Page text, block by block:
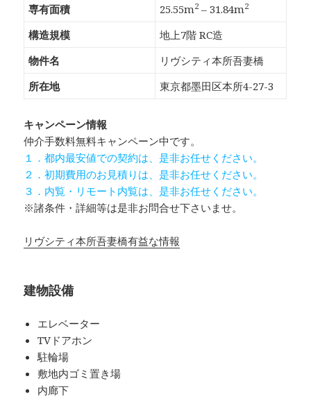
専有面積
25.55m2 – 31.84m2
構造規模
地上7階 RC造
物件名
リヴシティ本所吾妻橋
所在地
東京都墨田区本所4-27-3
キャンペーン情報
仲介手数料無料キャンペーン中です。
１．都内最安値での契約は、是非お任せください。
２．初期費用のお見積りは、是非お任せください。
３．内覧・リモート内覧は、是非お任せください。
※諸条件・詳細等は是非お問合せ下さいませ。
リヴシティ本所吾妻橋有益な情報
建物設備
エレベーター
TVドアホン
駐輪場
敷地内ゴミ置き場
内廊下